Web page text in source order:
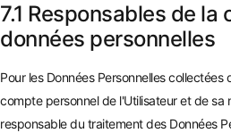
7.1 Responsables de la
données personnelles
Pour les Données Personnelles
compte personnel de l'Utilisateur et de sa
responsable du traitement des Données